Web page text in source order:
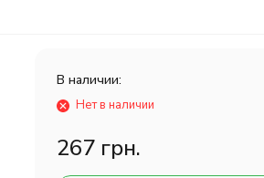
В наличии:
Нет в наличии
267 грн.